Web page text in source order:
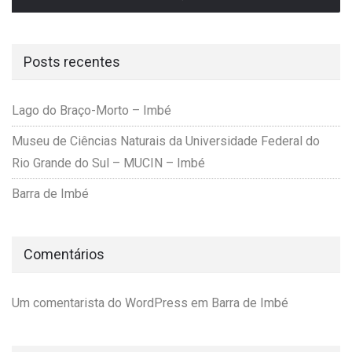
Posts recentes
Lago do Braço-Morto – Imbé
Museu de Ciências Naturais da Universidade Federal do
Rio Grande do Sul – MUCIN – Imbé
Barra de Imbé
Comentários
Um comentarista do WordPress em Barra de Imbé